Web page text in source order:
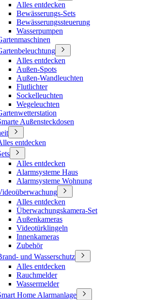
Alles entdecken
Bewässerungs-Sets
Bewässerungssteuerung
Wasserpumpen
Alles entdecken
Außen-Spots
Außen-Wandleuchten
Flutlichter
Sockelleuchten
Wegeleuchten
Außensteckdosen
entdecken
Alles entdecken
Alarmsysteme Haus
Alarmsysteme Wohnung
Alles entdecken
Überwachungskamera-Set
Außenkameras
Videotürklingeln
Innenkameras
Zubehör
und Wasserschutz
Alles entdecken
Rauchmelder
Wassermelder
Home Alarmanlage